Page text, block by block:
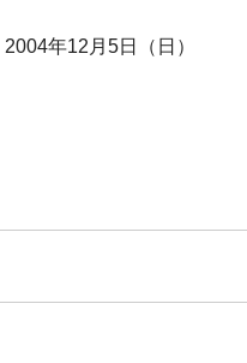
年12月5日（日）